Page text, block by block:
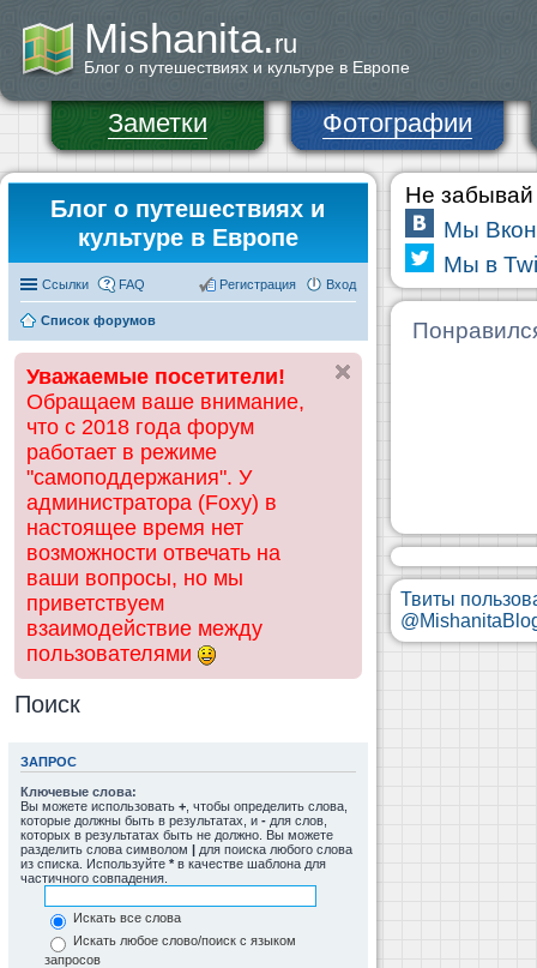
Mishanita.ru
Блог о путешествиях и культуре в Европе
Заметки Фотографии
Блог о путешествиях и
культуре в Европе
Ссылки FAQ Вход
Регистрация
Список форумов
Уважаемые посетители!
Обращаем ваше внимание,
что с 2018 года форум
работает в режиме
"самоподдержания". У
администратора (Foxy) в
настоящее время нет
возможности отвечать на
ваши вопросы, но мы
приветствуем
взаимодействие между
пользователями
Поиск
ЗАПРОС
Ключевые слова:
Вы можете использовать + , чтобы определить слова,
которые должны быть в результатах, и - для слов,
которых в результатах быть не должно. Вы можете
разделить слова символом | для поиска любого слова
из списка. Используйте * в качестве шаблона для
частичного совпадения.
Искать все слова
Искать любое слово/поиск с языком
запросов
Не забывай
Мы
Мы в
Твиты